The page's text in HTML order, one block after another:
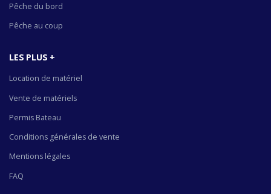
Pêche du bord
Pêche au coup
LES PLUS +
Location de matériel
Vente de matériels
Permis Bateau
Conditions générales de vente
Mentions légales
FAQ